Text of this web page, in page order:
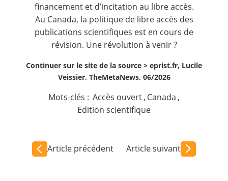
financement et d’incitation au libre accès.
Au Canada, la politique de libre accès des
publications scientifiques est en cours de
révision. Une révolution à venir ?
Continuer sur le site de la source > eprist.fr, Lucile
Veissier, TheMetaNews, 06/2026
Mots-clés : Accès ouvert, Canada ,
Edition scientifique
Article précédent Article suivant